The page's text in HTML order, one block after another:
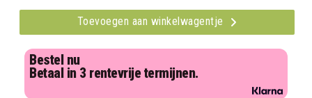
Toevoegen aan winkelwagentje
Bestel nu
Betaal in 3 rentevrije termijnen.